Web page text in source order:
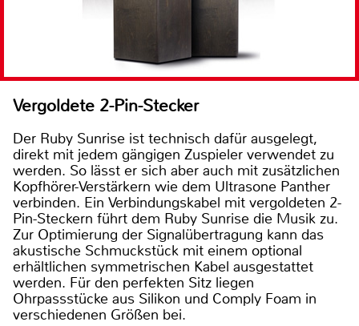
Vergoldete 2-Pin-Stecker
Der Ruby Sunrise ist technisch dafür ausgelegt,
direkt mit jedem gängigen Zuspieler verwendet zu
werden. So lässt er sich aber auch mit zusätzlichen
Kopfhörer-Verstärkern wie dem Ultrasone Panther
verbinden. Ein Verbindungskabel mit vergoldeten 2-
Pin-Steckern führt dem Ruby Sunrise die Musik zu.
Zur Optimierung der Signalübertragung kann das
akustische Schmuckstück mit einem optional
erhältlichen symmetrischen Kabel ausgestattet
werden. Für den perfekten Sitz liegen
Ohrpassstücke aus Silikon und Comply Foam in
verschiedenen Größen bei.